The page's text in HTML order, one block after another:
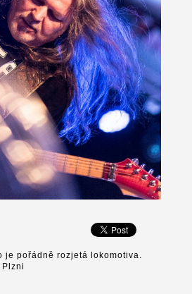
je pořádně rozjetá lokomotiva.